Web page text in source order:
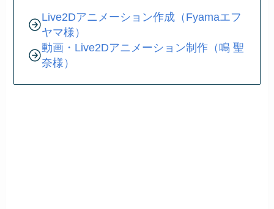
Live2Dアニメーション作成（Fyamaエフ
ヤマ様）
動画・Live2Dアニメーション制作（鳴 聖
奈様）